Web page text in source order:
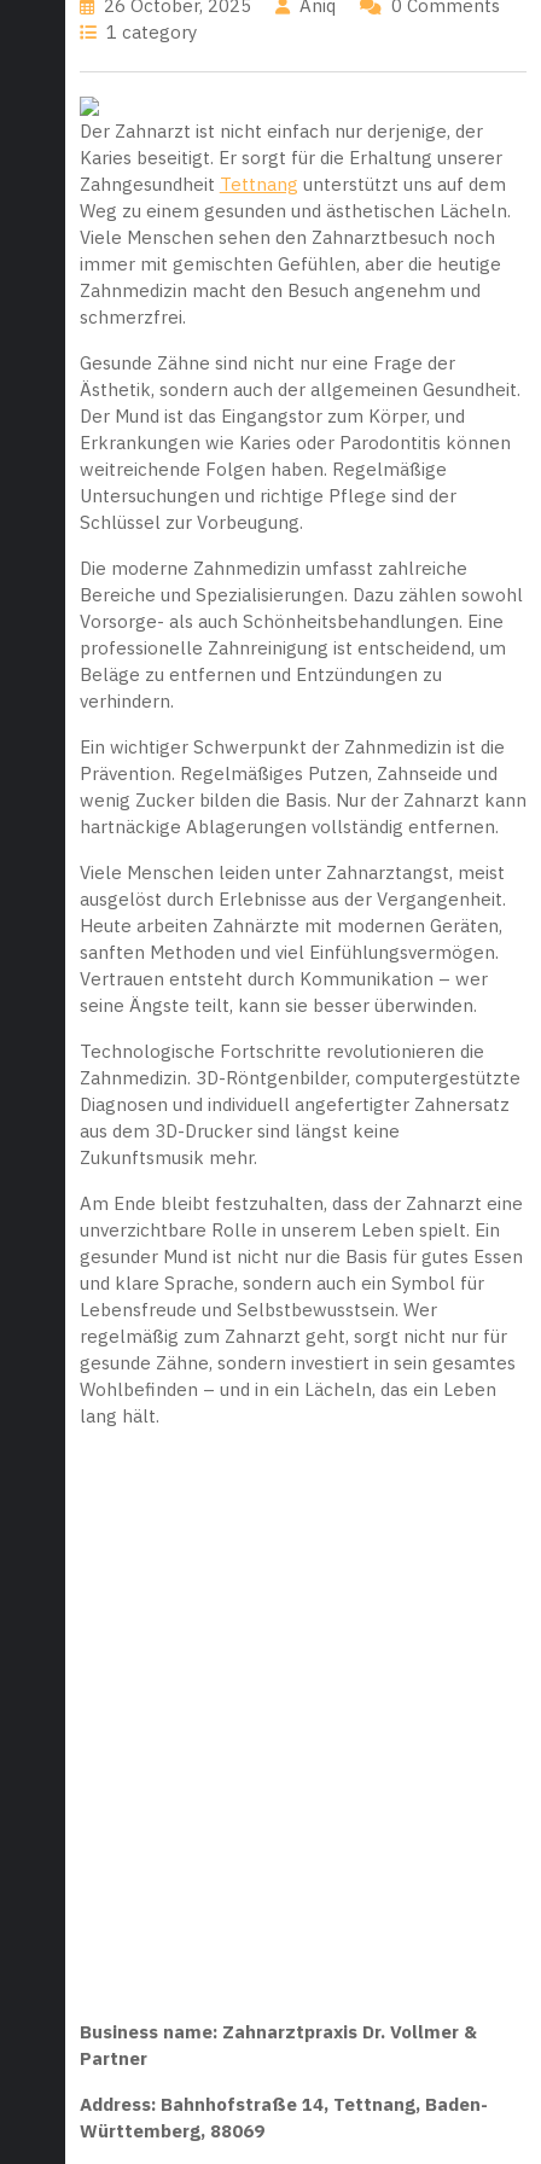
26 October, 2025 Aniq
0 Comments
1 category
Der Zahnarzt ist nicht einfach nur derjenige, der
Karies beseitigt. Er sorgt für die Erhaltung unserer
Zahngesundheit Tettnang unterstützt uns auf dem
Weg zu einem gesunden und ästhetischen Lächeln.
Viele Menschen sehen den Zahnarztbesuch noch
immer mit gemischten Gefühlen, aber die heutige
Zahnmedizin macht den Besuch angenehm und
schmerzfrei.
Gesunde Zähne sind nicht nur eine Frage der
Ästhetik, sondern auch der allgemeinen Gesundheit.
Der Mund ist das Eingangstor zum Körper, und
Erkrankungen wie Karies oder Parodontitis können
weitreichende Folgen haben. Regelmäßige
Untersuchungen und richtige Pflege sind der
Schlüssel zur Vorbeugung.
Die moderne Zahnmedizin umfasst zahlreiche
Bereiche und Spezialisierungen. Dazu zählen sowohl
Vorsorge- als auch Schönheitsbehandlungen. Eine
professionelle Zahnreinigung ist entscheidend, um
Beläge zu entfernen und Entzündungen zu
verhindern.
Ein wichtiger Schwerpunkt der Zahnmedizin ist die
Prävention. Regelmäßiges Putzen, Zahnseide und
wenig Zucker bilden die Basis. Nur der Zahnarzt kann
hartnäckige Ablagerungen vollständig entfernen.
Viele Menschen leiden unter Zahnarztangst, meist
ausgelöst durch Erlebnisse aus der Vergangenheit.
Heute arbeiten Zahnärzte mit modernen Geräten,
sanften Methoden und viel Einfühlungsvermögen.
Vertrauen entsteht durch Kommunikation – wer
seine Ängste teilt, kann sie besser überwinden.
Technologische Fortschritte revolutionieren die
Zahnmedizin. 3D-Röntgenbilder, computergestützte
Diagnosen und individuell angefertigter Zahnersatz
aus dem 3D-Drucker sind längst keine
Zukunftsmusik mehr.
Am Ende bleibt festzuhalten, dass der Zahnarzt eine
unverzichtbare Rolle in unserem Leben spielt. Ein
gesunder Mund ist nicht nur die Basis für gutes Essen
und klare Sprache, sondern auch ein Symbol für
Lebensfreude und Selbstbewusstsein. Wer
regelmäßig zum Zahnarzt geht, sorgt nicht nur für
gesunde Zähne, sondern investiert in sein gesamtes
Wohlbefinden – und in ein Lächeln, das ein Leben
lang hält.
Business name: Zahnarztpraxis Dr. Vollmer &
Partner
Address: Bahnhofstraße 14, Tettnang, Baden-
Württemberg, 88069